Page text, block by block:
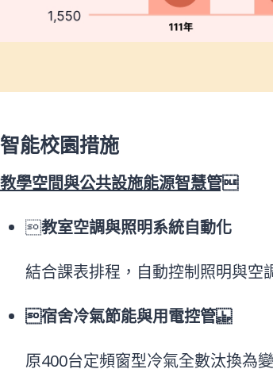
智能校園措施
教學空間與公共設施能源智慧管
教室空調與照明系統自動化
結合課表排程，自動控制照明與空
宿舍冷氣節能與用電控管
原400台定頻窗型冷氣全數汰換為